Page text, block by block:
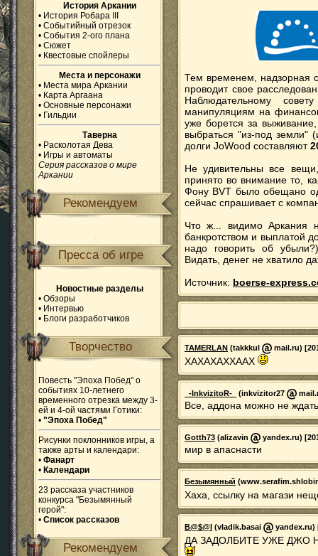
История Аркании
• История Робара III
• Событийный отрезок
• События 2-ого плана
• Сюжет
• Квестовые спойлеры
Места и персонажи
• Места мира Аркании
• Карта Аргаана
• Основные персонажи
• Гильдии
Таверна
• Расколотая Дева
• Игры и автоматы
Серия рассказов о мире
Аркании
Рекомендуем
Пресса об игре
Новостные разделы
• Обзоры
• Интервью
• Блоги разработчиков
Творчество
Повесть "Эпоха Побед" о
событиях 10-летнего
временного отрезка между 3-
ей и 4-ой частями Готики:
• "Эпоха Побед"
Рисунки поклонников игры, а
также арты и календари:
• Фанарт
• Календари
23 рассказа участников
конкурса "Безымянный
герой":
• Список рассказов
Рекомендуем
Тем временем, надзорная
проводит свое
Наблюдательному
манипуляциям на
уже борется за
выбраться "из-под земли"
долги JoWood составляют
Не удивительны все
принято во внимание то,
Фону BVT было обещано
сейчас спрашивает с
Что ж... видимо Аркания
банкротством и выплатой
надо говорить об
Видать, денег не хватило
Источник: boerse-
TAMERLAN (takkkul mail.ru)
ХАХАХАХХААХ
_-InkvizitoR-_ (inkvizitor27
Все, аддона можно не
Gotth73 (alizavin yandex.ru)
мир в апаснасти
Безымянный
Хаха, ссылку на магази
B@$@I (vladik.basai yandex.ru)
ДА ЗАДОЛБИТЕ УЖЕ